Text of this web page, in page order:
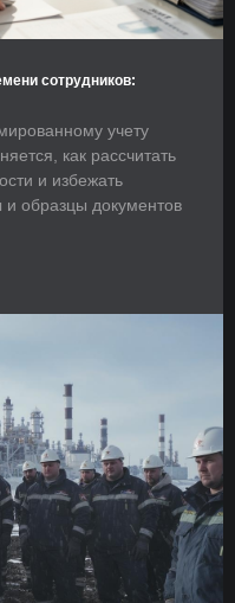
сотрудников:
учету
как рассчитать
и избежать
образцы документов